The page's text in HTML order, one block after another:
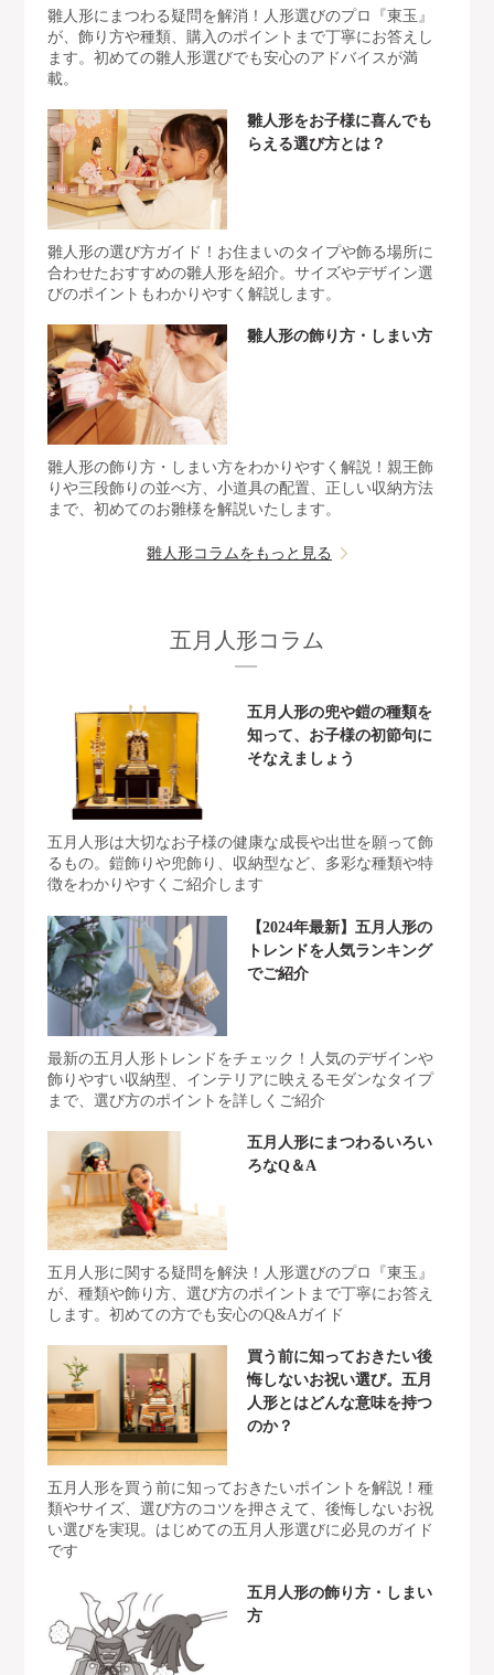
雛人形にまつわる疑問を解消！人形選びのプロ『東玉』
が、飾り方や種類、購入のポイントまで丁寧にお答えし
ます。初めての雛人形選びでも安心のアドバイスが満
載。
雛人形をお子様に喜んでも
らえる選び方とは？
雛人形の選び方ガイド！お住まいのタイプや飾る場所に
合わせたおすすめの雛人形を紹介。サイズやデザイン選
びのポイントもわかりやすく解説します。
雛人形の飾り方・しまい方
雛人形の飾り方・しまい方をわかりやすく解説！親王飾
りや三段飾りの並べ方、小道具の配置、正しい収納方法
まで、初めてのお雛様を解説いたします。
雛人形コラムをもっと見る
五月人形コラム
五月人形の兜や鎧の種類を
知って、お子様の初節句に
そなえましょう
五月人形は大切なお子様の健康な成長や出世を願って飾
るもの。鎧飾りや兜飾り、収納型など、多彩な種類や特
徴をわかりやすくご紹介します
【2024年最新】五月人形の
トレンドを人気ランキング
でご紹介
最新の五月人形トレンドをチェック！人気のデザインや
飾りやすい収納型、インテリアに映えるモダンなタイプ
まで、選び方のポイントを詳しくご紹介
五月人形にまつわるいろい
ろなQ＆A
五月人形に関する疑問を解決！人形選びのプロ『東玉』
が、種類や飾り方、選び方のポイントまで丁寧にお答え
します。初めての方でも安心のQ&Aガイド
買う前に知っておきたい後
悔しないお祝い選び。五月
人形とはどんな意味を持つ
のか？
五月人形を買う前に知っておきたいポイントを解説！種
類やサイズ、選び方のコツを押さえて、後悔しないお祝
い選びを実現。はじめての五月人形選びに必見のガイド
です
五月人形の飾り方・しまい
方